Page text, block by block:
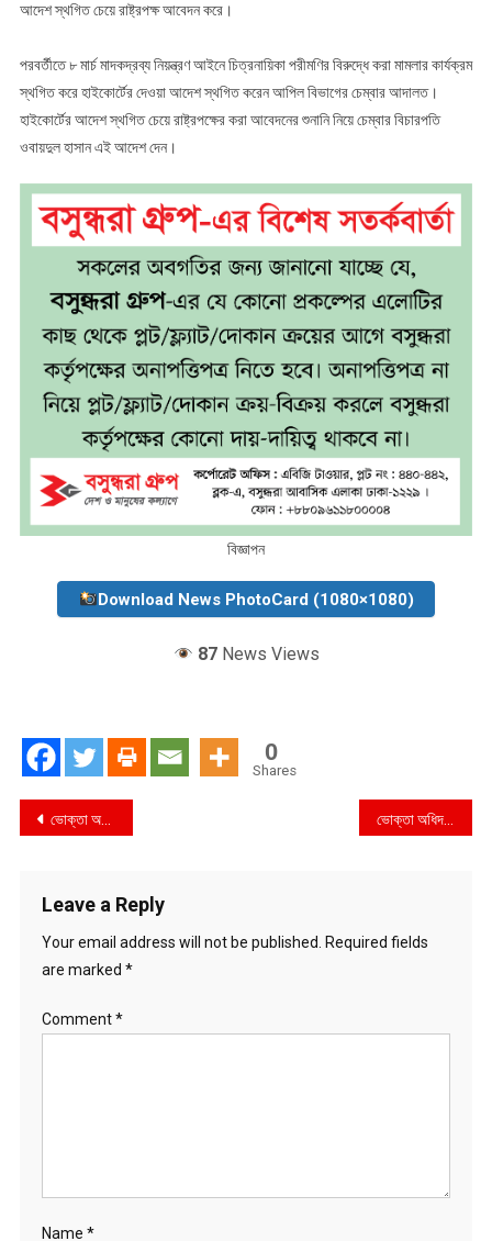
আদেশ স্থগিত চেয়ে রাষ্ট্রপক্ষ আবেদন করে।
পরবর্তীতে ৮ মার্চ মাদকদ্রব্য নিয়ন্ত্রণ আইনে চিত্রনায়িকা পরীমণির বিরুদ্ধে করা মামলার কার্যক্রম
স্থগিত করে হাইকোর্টের দেওয়া আদেশ স্থগিত করেন আপিল বিভাগের চেম্বার আদালত।
হাইকোর্টের আদেশ স্থগিত চেয়ে রাষ্ট্রপক্ষের করা আবেদনের শুনানি নিয়ে চেম্বার বিচারপতি
ওবায়দুল হাসান এই আদেশ দেন।
বিজ্ঞাপন
Download News PhotoCard (1080×1080)
87News Views
0
Shares
Post
ভোক্তা অধিদপ্তর রাজবাড়ী জেলা কার্যালয়ের বাজার তদারকি অভিযানে ৩ টি প্রতিষ্ঠান কে জরিমানা ভোক্তা অধিদপ্তর ভোলা জেলা কার্যালয়ের বাজার তদারকি অভিযানে ৩ টি প্রতিষ্ঠান কে জরিমানা
Leave a Reply
Your email address will not be published. Required fields
are marked *
Comment*
Name *